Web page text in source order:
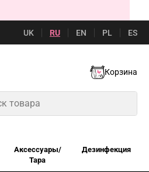
UK RU EN PL ES
Корзина
Аксессуары/
Тара
Дезинфекция